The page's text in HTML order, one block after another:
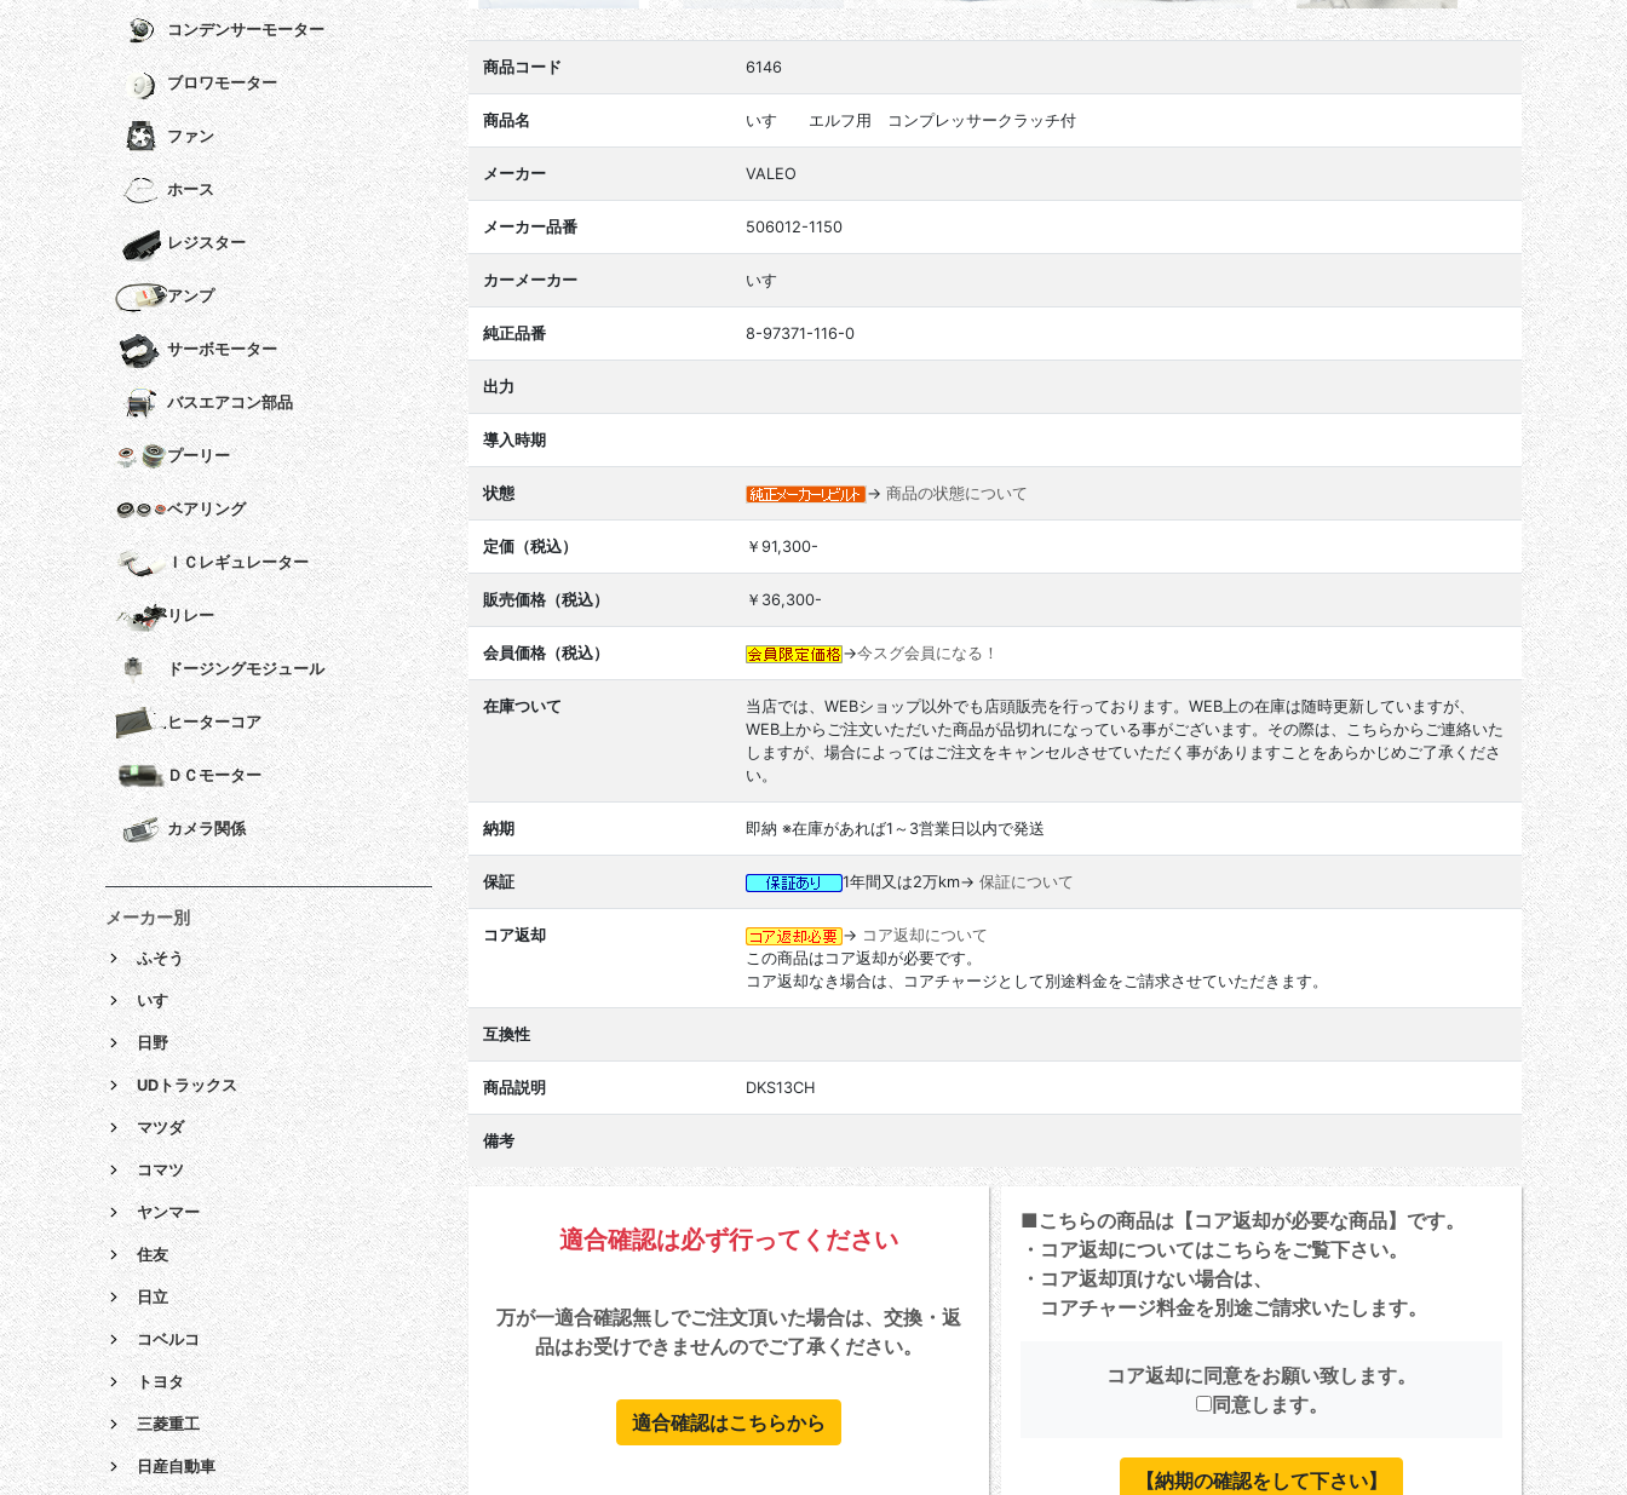
商品コード 6146
商品名 いすゞ エルフ用 コンプレッサークラッチ付
メーカー VALEO
メーカー品番 506012-1150
カーメーカー いすゞ
純正品番 8-97371-116-0
出力
導入時期
状態 → 商品の状態について
定価（税込） ￥91,300-
販売価格（税込） ￥36,300-
会員価格（税込） →今スグ会員になる！
在庫ついて
当店では、WEBショップ以外でも店頭販売を行っております。WEB上の在庫は随時更新していますが、
WEB上からご注文いただいた商品が品切れになっている事がございます。その際は、こちらからご連絡いた
しますが、場合によってはご注文をキャンセルさせていただく事がありますことをあらかじめご了承くださ
い。
納期 即納 ※在庫があれば1～3営業日以内で発送
保証 1年間又は2万km→ 保証について
コア返却 → コア返却について
この商品はコア返却が必要です。
コア返却なき場合は、コアチャージとして別途料金をご請求させていただきます。
互換性
商品説明 DKS13CH
備考
適合確認は必ず行ってください
万が一適合確認無しでご注文頂いた場合は、交換・返
品はお受けできませんのでご了承ください。
適合確認はこちらから
■こちらの商品は【コア返却が必要な商品】です。
・コア返却についてはこちらをご覧下さい。
・コア返却頂けない場合は、
コアチャージ料金を別途ご請求いたします。
コア返却に同意をお願い致します。
同意します。
【納期の確認をして下さい】
コンデンサーモーター
ブロワモーター
ファン
ホース
レジスター
アンプ
サーボモーター
バスエアコン部品
プーリー
ベアリング
ＩＣレギュレーター
リレー
ドージングモジュール
ヒーターコア
ＤＣモーター
カメラ関係
メーカー別
ふそう
いすゞ
日野
UDトラックス
マツダ
コマツ
ヤンマー
住友
日立
コベルコ
トヨタ
三菱重工
日産自動車